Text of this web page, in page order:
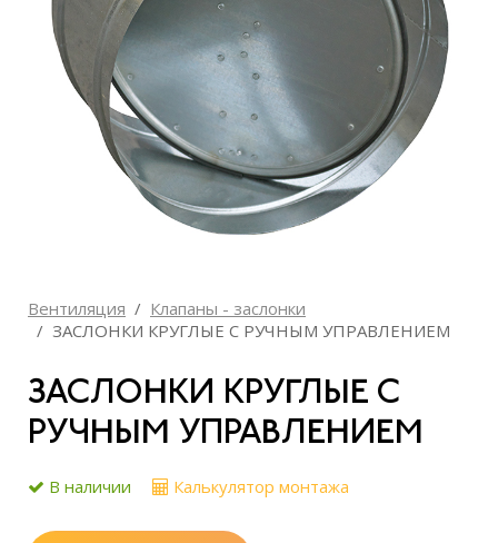
Вентиляция
Клапаны - заслонки
ЗАСЛОНКИ КРУГЛЫЕ С РУЧНЫМ УПРАВЛЕНИЕМ
ЗАСЛОНКИ КРУГЛЫЕ С
РУЧНЫМ УПРАВЛЕНИЕМ
В наличии Калькулятор монтажа